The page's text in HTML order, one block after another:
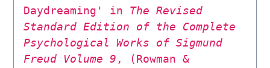
Daydreaming' in The Revised
Standard Edition of the Complete
Psychological Works of Sigmund
Freud Volume 9 , (Rowman &